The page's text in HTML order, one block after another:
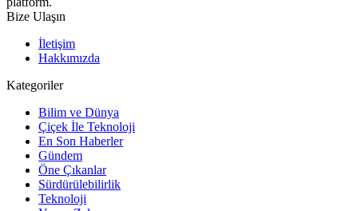
Bize Ulaşın
İletişim
Hakkımızda
Kategoriler
Bilim ve Dünya
Çiçek İle Teknoloji
En Son Haberler
Gündem
Öne Çıkanlar
Sürdürülebilirlik
Teknoloji